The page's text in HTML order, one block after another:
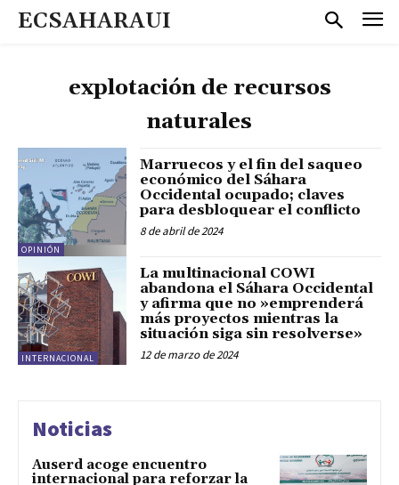
ECSAHARAUI
explotación de recursos
naturales
OPINIÓN
Marruecos y el fin del saqueo
económico del Sáhara
Occidental ocupado; claves
para desbloquear el conflicto
8 de abril de 2024
INTERNACIONAL
La multinacional COWI
abandona el Sáhara Occidental
y afirma que no »emprenderá
más proyectos mientras la
situación siga sin resolverse»
12 de marzo de 2024
Noticias
Auserd acoge encuentro
internacional para reforzar la